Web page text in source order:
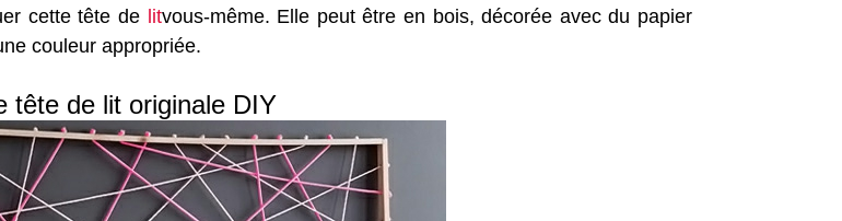
cette tête de litvous-même. Elle peut être en bois, décorée avec du papier
couleur appropriée.
tête de lit originale DIY